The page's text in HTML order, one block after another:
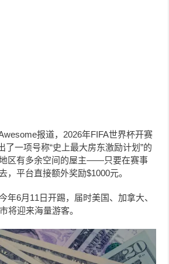
报道，2026年FIFA世界杯开赛
了一项号称“史上最大房东激励计划”的
区有多余空间的屋主——只要在赛事
，平台直接额外奖励$1000元。
年6月11日开踢，届时美国、加拿大、
将迎来海量游客。